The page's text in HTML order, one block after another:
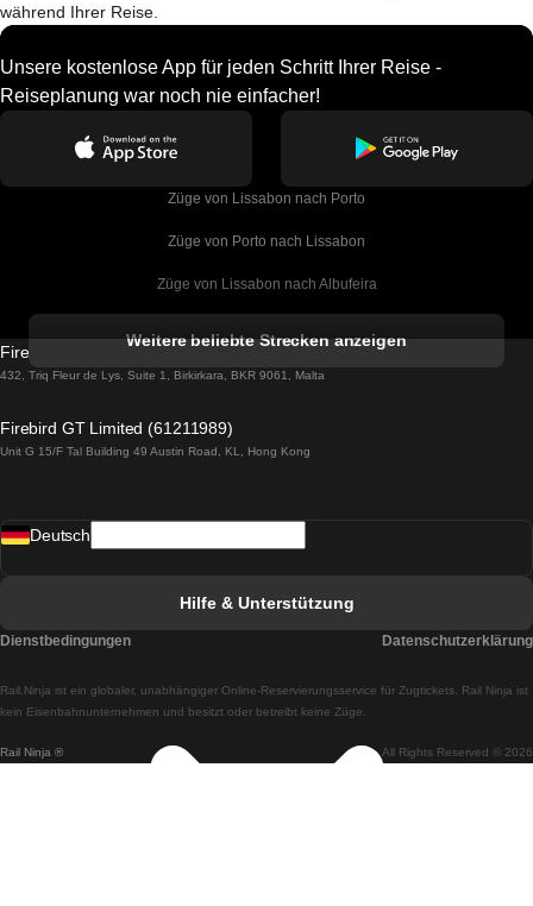
während Ihrer Reise.
Unsere kostenlose App für jeden Schritt Ihrer Reise -
Reiseplanung war noch nie einfacher!
Züge von Lissabon nach Porto
Züge von Porto nach Lissabon
Züge von Lissabon nach Albufeira
Züge von Lissabon nach Lagos
Züge von Lissabon nach Madrid
Züge von Lissabon nach Braga
Züge von Braga nach Lissabon
Weitere beliebte Strecken anzeigen
Firebird GT Limited (OC 1451)
432, Triq Fleur de Lys, Suite 1, Birkirkara, BKR 9061, Malta
Firebird GT Limited (61211989)
Unit G 15/F Tal Building 49 Austin Road, KL, Hong Kong
Rail Ninja ® All Rights Reserved © 2026
Rail.Ninja ist ein globaler, unabhängiger Online-Reservierungsservice für Zugtickets. Rail Ninja ist
kein Eisenbahnunternehmen und besitzt oder betreibt keine Züge.
Deutsch
Hilfe & Unterstützung
Dienstbedingungen Datenschutzerklärung